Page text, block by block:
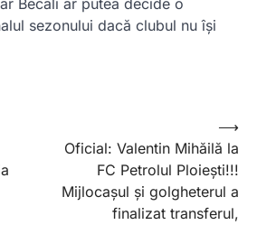
Becali ar putea decide o
sezonului dacă clubul nu își
Oficial: Valentin Mihăilă la
FC Petrolul Ploiești!!!
Mijlocașul și golgheterul a
finalizat transferul,
⟶